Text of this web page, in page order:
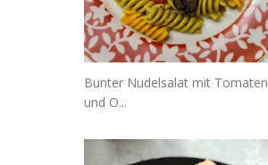
Bunter Nudelsalat mit Tomaten
und O...